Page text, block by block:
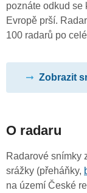
poznáte odkud se
Evropě prší.
100 radarů po
Zobrazit
O radaru
Radarové snímky
srážky (přeháňky,
na území České